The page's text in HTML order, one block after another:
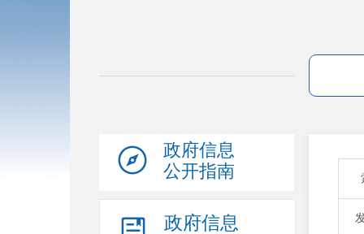
政府信息
公开指南
政府信息